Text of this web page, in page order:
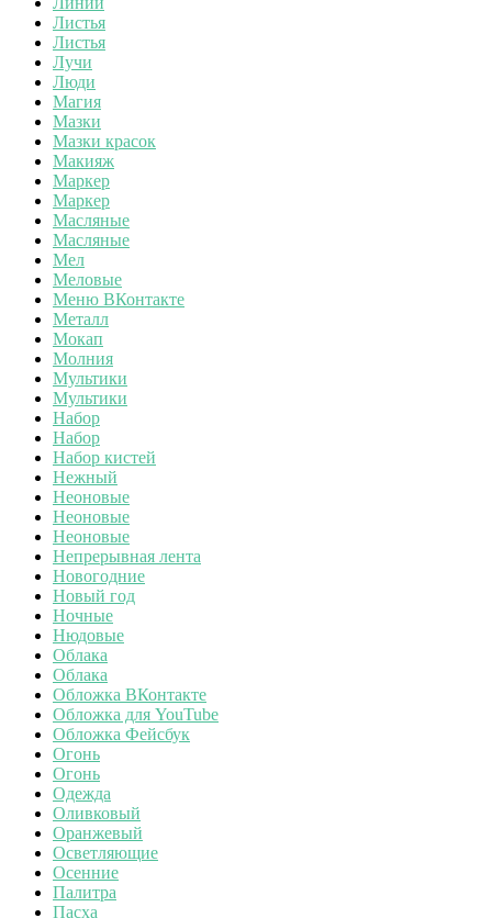
Листья
Листья
Лучи
Люди
Магия
Мазки
Мазки красок
Макияж
Маркер
Маркер
Масляные
Масляные
Мел
Меловые
Меню ВКонтакте
Металл
Мокап
Молния
Мультики
Мультики
Набор
Набор
Набор кистей
Нежный
Неоновые
Неоновые
Неоновые
Непрерывная лента
Новогодние
Новый год
Ночные
Нюдовые
Облака
Облака
Обложка ВКонтакте
Обложка для YouTube
Обложка Фейсбук
Огонь
Огонь
Одежда
Оливковый
Оранжевый
Осветляющие
Осенние
Палитра
Пасха